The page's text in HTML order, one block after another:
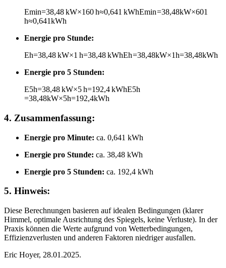
Emin=38,48 kW×160 h≈0,641 kWhEmin=38,48kW×601
h≈0,641kWh
Energie pro Stunde:
Eh=38,48 kW×1 h=38,48 kWhEh=38,48kW×1h=38,48kWh
Energie pro 5 Stunden:
E5h=38,48 kW×5 h=192,4 kWhE5h
=38,48kW×5h=192,4kWh
4. Zusammenfassung:
Energie pro Minute: ca. 0,641 kWh
Energie pro Stunde: ca. 38,48 kWh
Energie pro 5 Stunden: ca. 192,4 kWh
5. Hinweis:
Diese Berechnungen basieren auf idealen Bedingungen (klarer
Himmel, optimale Ausrichtung des Spiegels, keine Verluste). In der
Praxis können die Werte aufgrund von Wetterbedingungen,
Effizienzverlusten und anderen Faktoren niedriger ausfallen.
Eric Hoyer, 28.01.2025.